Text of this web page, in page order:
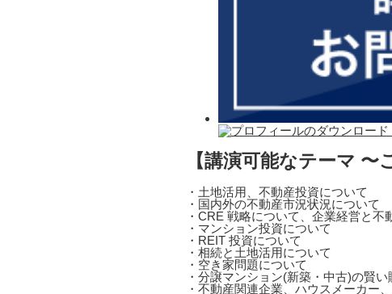
【講演可能なテーマ 〜
・土地活用、不動産投資について
・国内外の不動産市況状況について
・CRE 戦略について、企業経営と不
・マンション投資について
・REIT 投資について
・相続と土地活用について
・空き家問題について
・分譲マンション(新築・中古)の賢
・不動産関連企業、ハウスメーカー